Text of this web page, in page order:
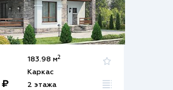
₽
183.98 м2
Каркас
2 этажа